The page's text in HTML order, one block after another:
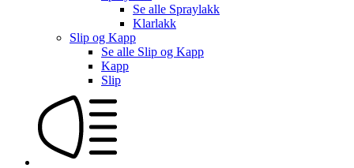
Se alle Spraylakk
Klarlakk
Slip og Kapp
Se alle Slip og Kapp
Kapp
Slip